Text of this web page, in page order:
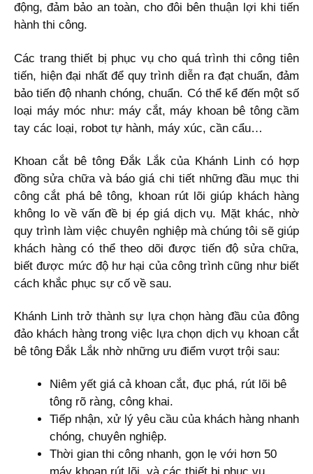
động, đảm bảo an toàn, cho đôi bên thuận lợi khi tiến
hành thi công.
Các trang thiết bị phục vụ cho quá trình thi công tiên
tiến, hiện đại nhất để quy trình diễn ra đạt chuẩn, đảm
bảo tiến độ nhanh chóng, chuẩn. Có thể kể đến một số
loại máy móc như: máy cắt, máy khoan bê tông cầm
tay các loại, robot tự hành, máy xúc, cần cẩu…
Khoan cắt bê tông Đắk Lắk của Khánh Linh có hợp
đồng sửa chữa và báo giá chi tiết những đầu mục thi
công cắt phá bê tông, khoan rút lõi giúp khách hàng
không lo về vấn đề bị ép giá dịch vụ. Mặt khác, nhờ
quy trình làm việc chuyên nghiệp mà chúng tôi sẽ giúp
khách hàng có thể theo dõi được tiến độ sửa chữa,
biết được mức độ hư hại của công trình cũng như biết
cách khắc phục sự cố về sau.
Khánh Linh trở thành sự lựa chọn hàng đầu của đông
đảo khách hàng trong việc lựa chọn dịch vụ khoan cắt
bê tông Đắk Lắk nhờ những ưu điểm vượt trội sau:
Niêm yết giá cả khoan cắt, đục phá, rút lõi bê
tông rõ ràng, công khai.
Tiếp nhận, xử lý yêu cầu của khách hàng nhanh
chóng, chuyên nghiệp.
Thời gian thi công nhanh, gọn lẹ với hơn 50